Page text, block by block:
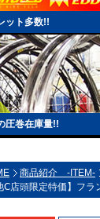
ット多数!!
圧巻在庫量!!
商品紹介 -ITEM-
Ⅽ店頭限定特価】フ